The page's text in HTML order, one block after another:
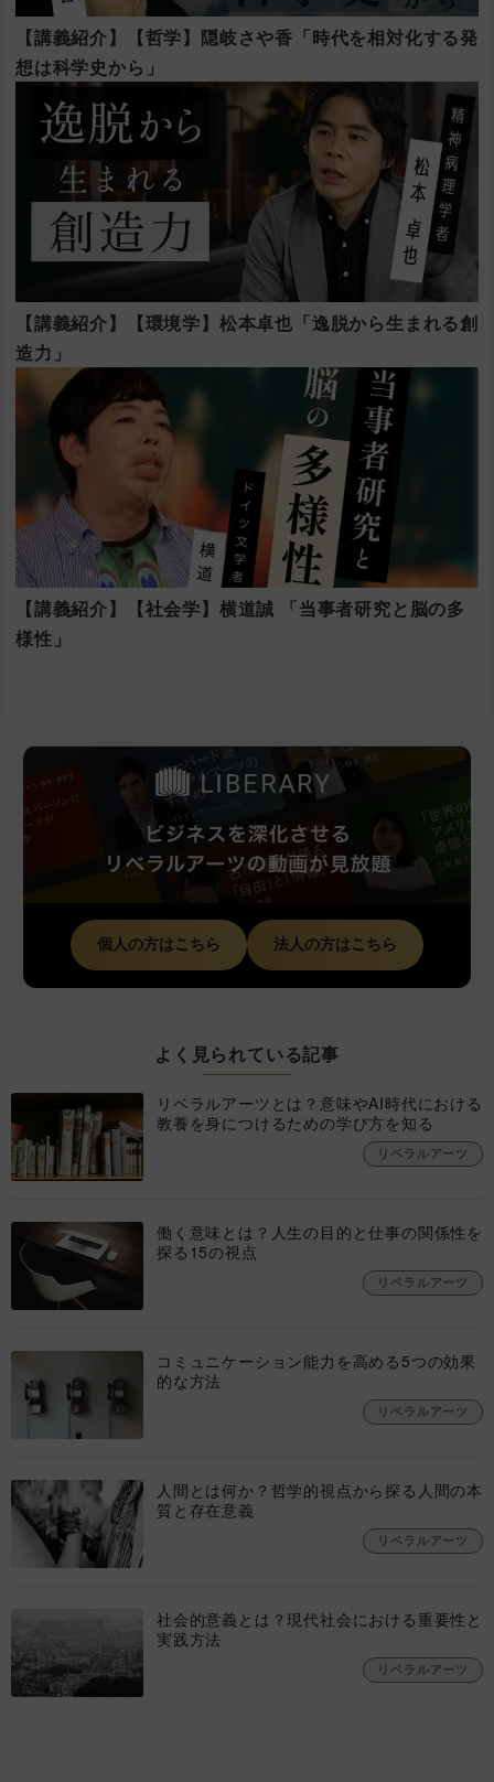
【講義紹介】【哲学】隠岐さや香「時代を相対化する発
想は科学史から」
【講義紹介】【環境学】松本卓也「逸脱から生まれる創
造力」
【講義紹介】【社会学】横道誠 「当事者研究と脳の多
様性」
個人の方はこちら 法人の方はこちら
よく見られている記事
リベラルアーツとは？意味やAI時代における
教養を身につけるための学び方を知る
リベラルアーツ
働く意味とは？人生の目的と仕事の関係性を
探る15の視点
リベラルアーツ
コミュニケーション能力を高める5つの効果
的な方法
リベラルアーツ
人間とは何か？哲学的視点から探る人間の本
質と存在意義
リベラルアーツ
社会的意義とは？現代社会における重要性と
実践方法
リベラルアーツ